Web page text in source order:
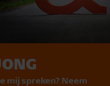
mij spreken? Neem